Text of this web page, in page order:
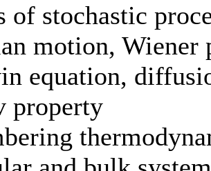
of stochastic
motion, Wiener
equation,
property